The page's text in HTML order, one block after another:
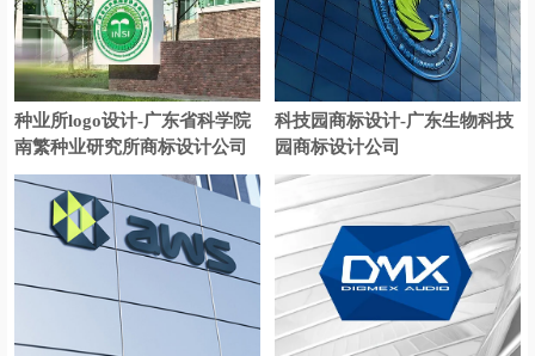
航空公司logo设计 火锅店logo设计
环保logo设计 环境logo设计
进口酒logo设计 鸡尾酒logo设计
轿车logo设计
经济型汽车品牌logo设计
家电logo设计 建筑logo设计
种业所logo设计-广东省科学院
南繁种业研究所商标设计公司
科技园商标设计-广东生物科技
园商标设计公司